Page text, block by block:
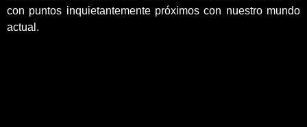
con puntos inquietantemente próximos con nuestro mundo
actual.